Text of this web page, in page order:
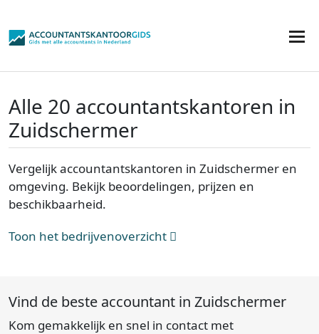
Alle 20 accountantskantoren in
Zuidschermer
Vergelijk accountantskantoren in Zuidschermer en
omgeving. Bekijk beoordelingen, prijzen en
beschikbaarheid.
Toon het bedrijvenoverzicht
Vind de beste accountant in Zuidschermer
Kom gemakkelijk en snel in contact met